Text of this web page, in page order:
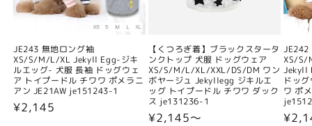
JE243 無地ロング袖
XS/S/M/L/XL Jekyll Egg-ジキ
ルエッグ- 犬服 長袖 ドッグウェ
ア トイプードル チワワ ポメラニ
アン JE21AW je151243-1
通
¥2,145
【くつろぎ着】ブラックスタータ
ンクトップ 犬服 ドッグウェア
XS/S/M/L/XL/XXL/DS/DM ワン
ボヤージュ Jekyllegg ジキルエ
ッグ トイプードル チワワ ダック
ス je131236-1
通
¥2,145〜
JE242
XS/S/
Jekyll
ドッ
ワ ポ
通